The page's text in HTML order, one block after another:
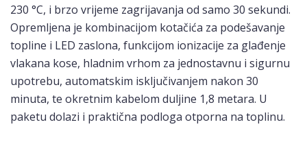
230 °C, i brzo vrijeme zagrijavanja od samo 30 sekundi.
Opremljena je kombinacijom kotačića za podešavanje
topline i LED zaslona, funkcijom ionizacije za glađenje
vlakana kose, hladnim vrhom za jednostavnu i sigurnu
upotrebu, automatskim isključivanjem nakon 30
minuta, te okretnim kabelom duljine 1,8 metara. U
paketu dolazi i praktična podloga otporna na toplinu.